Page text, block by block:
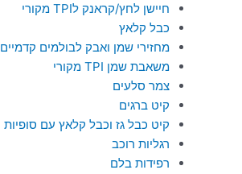
חיישן לחץ/קראנק לTPI מקורי
כבל קלאץ
מחזירי שמן ואבק לבולמים קדמיים
משאבת שמן TPI מקורי
צמר סלעים
קיט ברגים
קיט כבל גז וכבל קלאץ עם סופיות
רגליות רוכב
רפידות בלם